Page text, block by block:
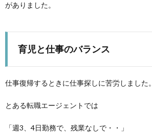
がありました。
育児と仕事のバランス
仕事復帰するときに仕事探しに苦労しました。
とある転職エージェントでは
「週3、4日勤務で、残業なしで・・」